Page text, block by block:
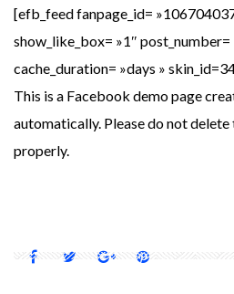
[efb_feed fanpage_id=
show_like_box= »1″ post_number=
cache_duration= »days »
This is a Facebook demo page
automatically. Please do not
properly.